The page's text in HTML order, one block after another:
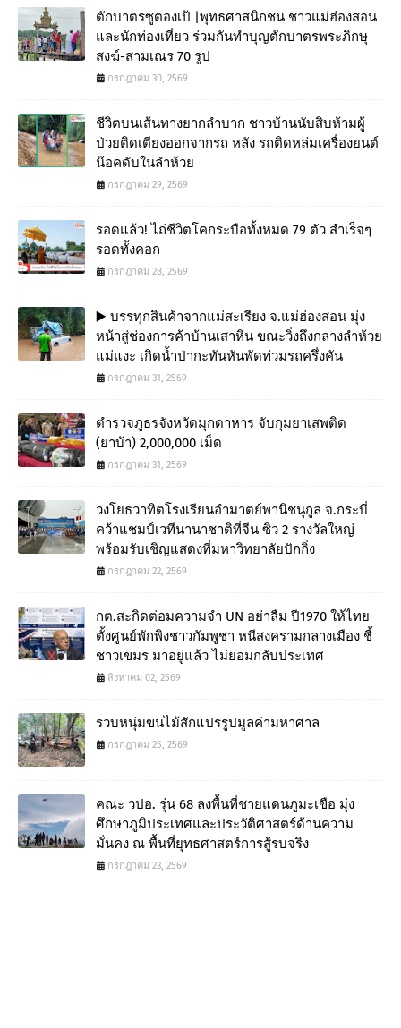
ตักบาตรซูตองเป้ |พุทธศาสนิกชน ชาวแม่ฮ่องสอน
และนักท่องเที่ยว ร่วมกันทำบุญตักบาตรพระภิกษุ
สงฆ์-สามเณร 70 รูป
กรกฎาคม 30, 2569
ชีวิตบนเส้นทางยากลำบาก ชาวบ้านนับสิบห้ามผู้
ป่วยติดเตียงออกจากรถ หลัง รถติดหล่มเครื่องยนต์
น๊อคดับในลำห้วย
กรกฎาคม 29, 2569
รอดแล้ว! ไถ่ชีวิตโคกระบือทั้งหมด 79 ตัว สำเร็จๆ
รอดทั้งคอก
กรกฎาคม 28, 2569
▶️ บรรทุกสินค้าจากแม่สะเรียง จ.แม่ฮ่องสอน มุ่ง
หน้าสู่ช่องการค้าบ้านเสาหิน ขณะวิ่งถึงกลางลำห้วย
แม่แงะ เกิดน้ำป่ากะทันหันพัดท่วมรถครึ่งคัน
กรกฎาคม 31, 2569
ตำรวจภูธรจังหวัดมุกดาหาร จับกุมยาเสพติด
(ยาบ้า) 2,000,000 เม็ด
กรกฎาคม 31, 2569
วงโยธวาทิตโรงเรียนอำมาตย์พานิชนุกูล จ.กระบี่
คว้าแชมป์เวทีนานาชาติที่จีน ซิว 2 รางวัลใหญ่
พร้อมรับเชิญแสดงที่มหาวิทยาลัยปักกิ่ง
กรกฎาคม 22, 2569
กต.สะกิดต่อมความจำ UN อย่าลืม ปี1970 ให้ไทย
ตั้งศูนย์พักพิงชาวกัมพูชา หนีสงครามกลางเมือง ชี้
ชาวเขมร มาอยู่แล้ว ไม่ยอมกลับประเทศ
สิงหาคม 02, 2569
รวบหนุ่มขนไม้สักแปรรูปมูลค่ามหาศาล
กรกฎาคม 25, 2569
คณะ วปอ. รุ่น 68 ลงพื้นที่ชายแดนภูมะเขือ มุ่ง
ศึกษาภูมิประเทศและประวัติศาสตร์ด้านความ
มั่นคง ณ พื้นที่ยุทธศาสตร์การสู้รบจริง
กรกฎาคม 23, 2569